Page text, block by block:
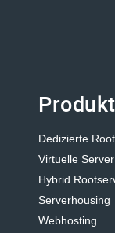
Dedizierte
Virtuelle Server
Hybrid
Serverhousing
Webhosting